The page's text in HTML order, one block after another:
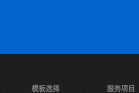
模板选择 服务项目